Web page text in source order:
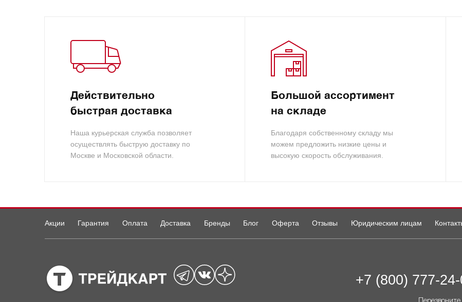
Действительно
быстрая доставка
Наша курьерская служба позволяет
осуществлять быструю доставку по
Москве и Московской области.
Большой ассортимент
на складе
Благодаря собственному складу мы
можем предложить низкие цены и
высокую скорость обслуживания.
Акции Гарантия Оплата Доставка Бренды Блог Оферта Отзывы Юридическим лицам
+7 (800) 777-